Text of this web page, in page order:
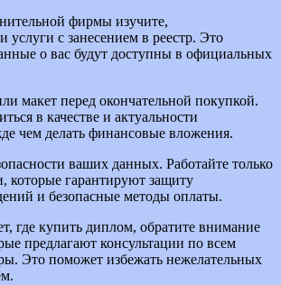
фирмы изучите,
услуги с занесением в реестр. Это
о вас будут доступны в официальных
макет перед окончательной покупкой.
в качестве и актуальности
чем делать финансовые вложения.
ваших данных. Работайте только
которые гарантируют защиту
и безопасные методы оплаты.
где купить диплом, обратите внимание
предлагают консультации по всем
Это поможет избежать нежелательных